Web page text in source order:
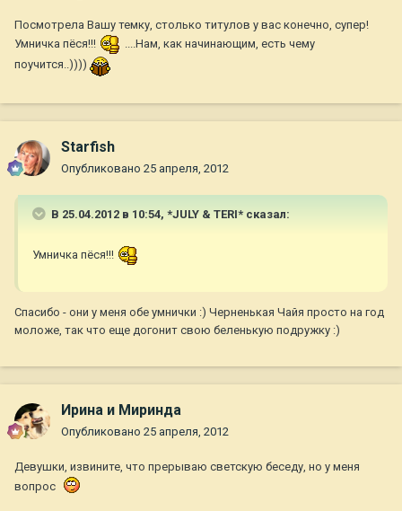
Посмотрела Вашу темку, столько титулов у вас конечно, супер!
Умничка пёся!!!
....Нам, как начинающим, есть чему
поучится..))))
Starfish
Опубликовано 25 апреля, 2012
В 25.04.2012 в 10:54, *JULY & TERI* сказал:
Умничка пёся!!!
Спасибо - они у меня обе умнички :) Черненькая Чайя просто на год
моложе, так что еще догонит свою беленькую подружку :)
Ирина и Миринда
Опубликовано 25 апреля, 2012
Девушки, извините, что прерываю светскую беседу, но у меня
вопрос